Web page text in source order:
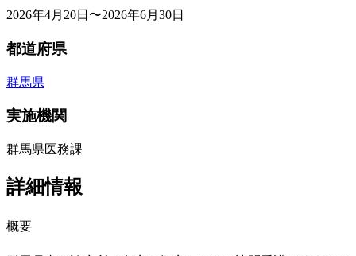
2026年4月20日〜2026年6月30日
都道府県
群馬県
実施機関
群馬県医務課
詳細情報
概要